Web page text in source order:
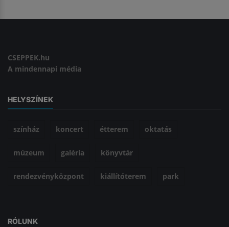
CSEPPEK.hu
A mindennapi média
HELYSZÍNEK
színház koncert étterem oktatás
múzeum galéria könyvtár
rendezvényközpont kiállítóterem park
RÓLUNK